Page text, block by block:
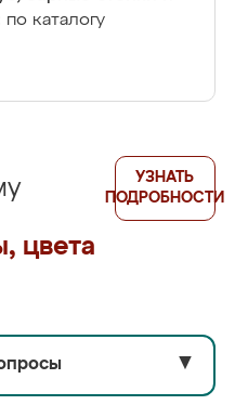
по каталогу
цвета
УЗНАТЬ
ПОДРОБНОСТИ
▼